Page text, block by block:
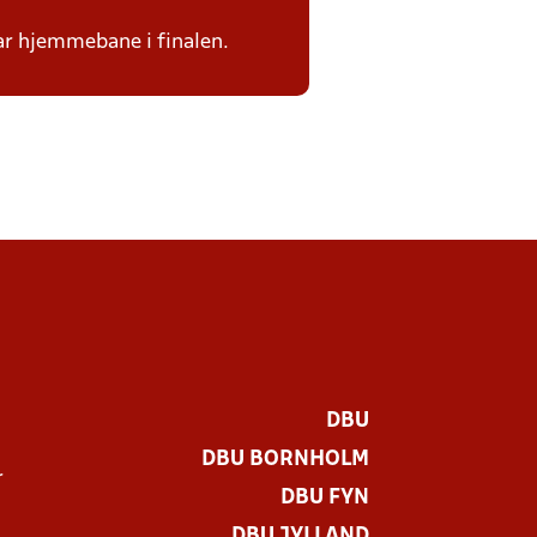
hjemmebane i finalen.
DBU
DBU BORNHOLM
DBU FYN